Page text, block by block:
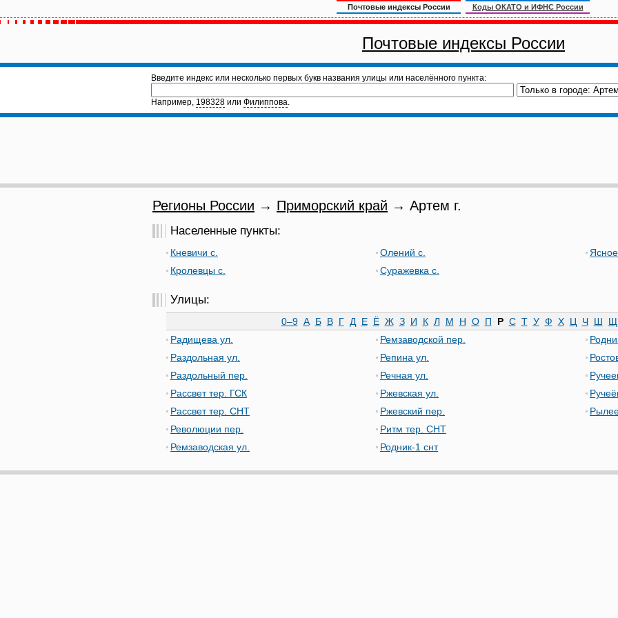
Почтовые индексы России Коды ОКАТО и ИФНС России
Почтовые индексы России
Введите индекс или несколько первых букв названия улицы или населённого пункта:
Например, 198328 или Филиппова.
Регионы России → Приморский край → Артем г.
Населенные пункты:
Кневичи с.
Кролевцы с.
Олений с.
Суражевка с.
Улицы:
0–9 А Б В Г Д Е Ё Ж З И К Л М Н О П Р С Т У Ф Х Ц Ч Ш
Щ
Радищева ул.
Раздольная ул.
Раздольный пер.
Рассвет тер. ГСК
Рассвет тер. СНТ
Революции пер.
Ремзаводская ул.
Ремзаводской пер.
Репина ул.
Речная ул.
Ржевская ул.
Ржевский пер.
Ритм тер. СНТ
Родник-1 снт